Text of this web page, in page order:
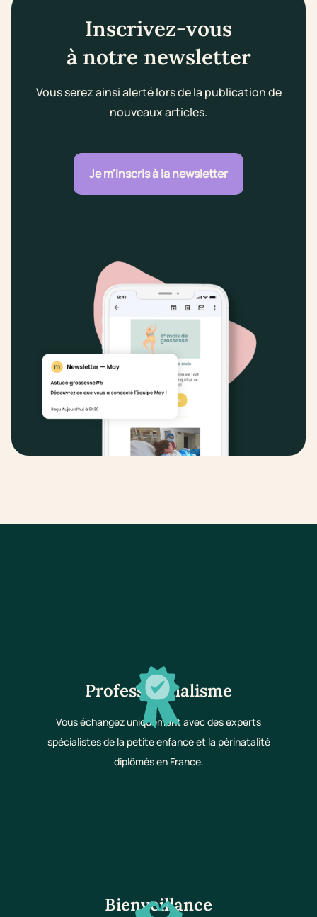
Inscrivez-vous
à notre newsletter
Vous serez ainsi alerté lors de la publication de
nouveaux articles.
Je m'inscris à la newsletter
Professionnalisme
Vous échangez uniquement avec des experts
spécialistes de la petite enfance et la périnatalité
diplômés en France.
Bienveillance